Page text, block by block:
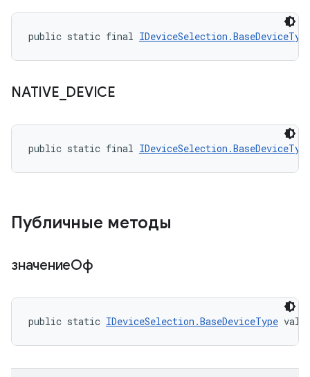
public static final
NATIVE DEVICE
public static final
Публичные методы
значениеОф
public static IDeviceSelection.BaseDeviceType